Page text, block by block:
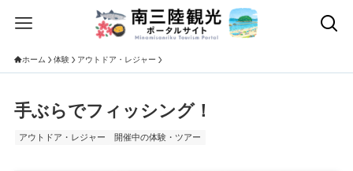
ホーム 体験 アウトドア・レジャー
手ぶらでフィッシング！
アウトドア・レジャー 開催中の体験・ツアー